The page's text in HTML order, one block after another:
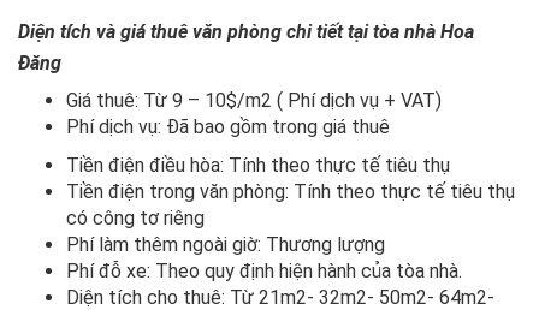
Diện tích và giá thuê văn phòng chi tiết tại tòa nhà Hoa
Đăng
Giá thuê: Từ 9 – 10$/m2 ( Phí dịch vụ + VAT)
Phí dịch vụ: Đã bao gồm trong giá thuê
Tiền điện điều hòa: Tính theo thực tế tiêu thụ
Tiền điện trong văn phòng: Tính theo thực tế tiêu thụ
có công tơ riêng
Phí làm thêm ngoài giờ: Thương lượng
Phí đỗ xe: Theo quy định hiện hành của tòa nhà.
Diện tích cho thuê: Từ 21m2- 32m2- 50m2- 64m2-